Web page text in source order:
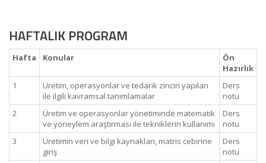
HAFTALIK PROGRAM
Hafta Konular
Ön
Hazırlık
1
Üretim, operasyonlar ve tedarik zinciri yapıları
ile ilgili kavramsal tanımlamalar
Ders
notu
2
Üretim ve operasyonlar yönetiminde matematik
ve yöneylem araştırması ile tekniklerin kullanımı
Ders
notu
3
Üretimin veri ve bilgi kaynakları, matris cebirine
giriş
Ders
notu